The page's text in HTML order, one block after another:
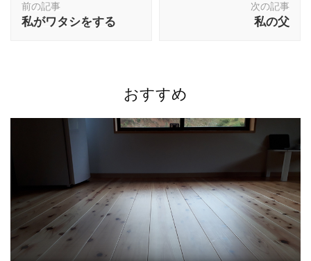
稿
ナ
ン
前の記事
私がワタシをする
次の記事
私の父
おすすめ